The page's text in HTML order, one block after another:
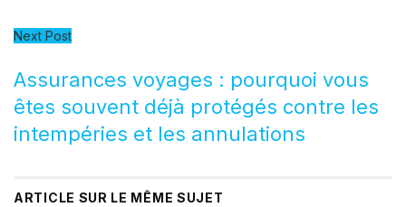
Next Post
Assurances voyages : pourquoi vous
êtes souvent déjà protégés contre les
intempéries et les annulations
ARTICLE SUR LE MÊME SUJET